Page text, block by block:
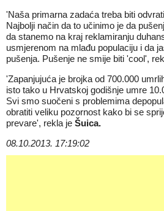
'Naša primarna zadaća treba biti
Najbolji način da to učinimo je da
da stanemo na kraj reklamiranju
usmjerenom na mlađu populaciju i da
pušenja. Pušenje ne smije biti 'cool',
'Zapanjujuća je brojka od 700.000
isto tako u Hrvatskoj godišnje umre
Svi smo suočeni s problemima
obratiti veliku pozornost kako bi se
prevare', rekla je Šuica.
08.10.2013. 17:19:02